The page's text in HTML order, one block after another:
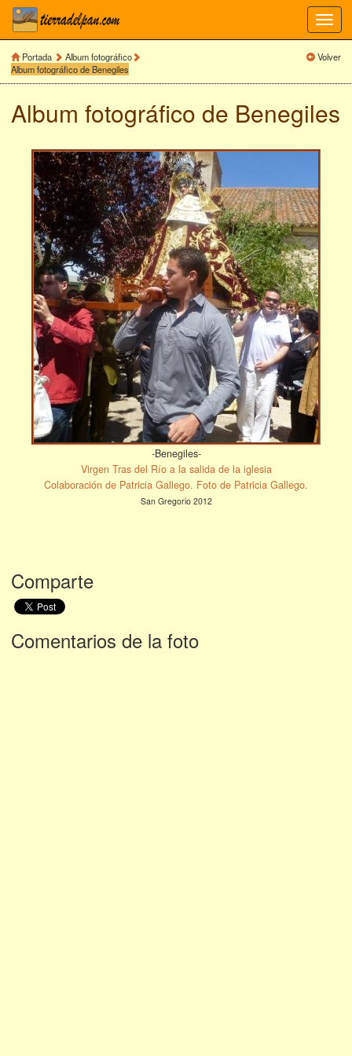
Portada
Album fotográfico
Album fotográfico de Benegiles
Volver
Album fotográfico de Benegiles
-Benegiles-
Virgen Tras del Río a la salida de la iglesia
Colaboración de Patricia Gallego. Foto de Patricia Gallego.
San Gregorio 2012
Comparte
Comentarios de la foto